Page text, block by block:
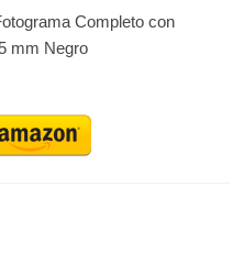
Completo con
mm Negro